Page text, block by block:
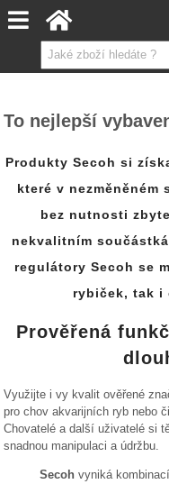
To nejlepší
Produkty Secoh si
které v
bez nutnosti
nekvalitním
regulátory Secoh se
rybiček, tak i
Prověřená
Využijte i vy kvalit ověřené
pro chov akvarijních ryb nebo
Chovatelé a další uživatelé si
snadnou manipulaci a údržbu.
Secoh vyniká